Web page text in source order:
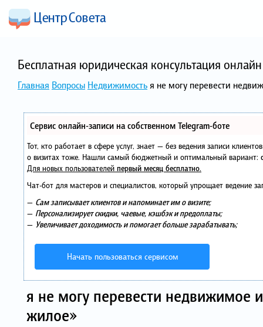
Бесплатная юридическая консультация
Главная Вопросы Недвижимостья не могу перевести
Сервис онлайн-записи на собственном Telegram-боте
Тот, кто работает в сфере услуг, знает — без ведения записи
о визитах тоже. Нашли самый бюджетный и оптимальный вариант:
Для новых пользователей первый месяц бесплатно.
Чат-бот для мастеров и специалистов, который упрощает ведение
— Сам записывает клиентов и напоминает им о визите;
— Персонализирует скидки, чаевые, кэшбэк и предоплаты;
— Увеличивает доходимость и помогает больше зарабатывать;
Начать пользоваться сервисом
я не могу перевести недвижимое
жилое»